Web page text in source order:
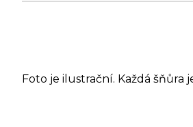
Foto je ilustrační. Každá šňůra